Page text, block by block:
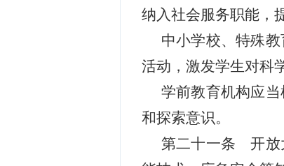
纳入社会服务职能，
中小学校、特殊
活动，激发学生对科
学前教育机构应
和探索意识。
第二十一条 开放